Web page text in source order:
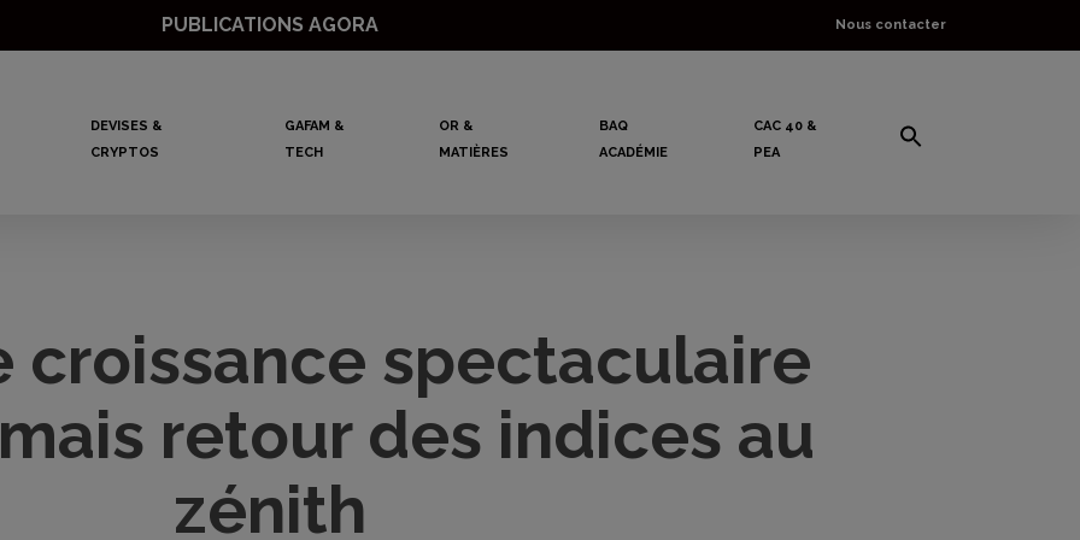
PUBLICATIONS AGORA Nous contacter
DEVISES &
CRYPTOS
GAFAM &
TECH
OR &
MATIÈRES
BAQ
ACADÉMIE
CAC 40 &
PEA
croissance spectaculaire
retour des indices au
zénith